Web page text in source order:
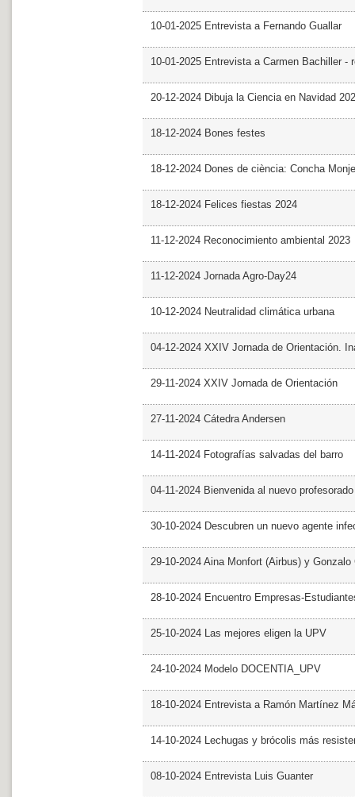
10-01-2025 Entrevista a Fernando Guallar
10-01-2025 Entrevista a Carmen Bachiller -
20-12-2024 Dibuja la Ciencia en Navidad
18-12-2024 Bones festes
18-12-2024 Dones de ciència: Concha Monje
18-12-2024 Felices fiestas 2024
11-12-2024 Reconocimiento ambiental 2023
11-12-2024 Jornada Agro-Day24
10-12-2024 Neutralidad climática urbana
04-12-2024 XXIV Jornada de Orientación.
29-11-2024 XXIV Jornada de Orientación
27-11-2024 Cátedra Andersen
14-11-2024 Fotografías salvadas del barro
04-11-2024 Bienvenida al nuevo profesorado
30-10-2024 Descubren un nuevo agente
29-10-2024 Aina Monfort (Airbus) y
28-10-2024 Encuentro Empresas-
25-10-2024 Las mejores eligen la UPV
24-10-2024 Modelo DOCENTIA_UPV
18-10-2024 Entrevista a Ramón Martínez
14-10-2024 Lechugas y brócolis más
08-10-2024 Entrevista Luis Guanter